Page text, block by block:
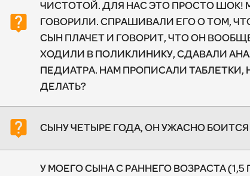
live_help
ЧИСТОТОЙ. ДЛЯ НАС ЭТО ПРОСТО ШОК!
ГОВОРИЛИ. СПРАШИВАЛИ ЕГО О ТОМ,
СЫН ПЛАЧЕТ И ГОВОРИТ, ЧТО ОН
ХОДИЛИ В ПОЛИКЛИНИКУ, СДАВАЛИ
ПЕДИАТРА. НАМ ПРОПИСАЛИ
ДЕЛАТЬ?
live_help СЫНУ ЧЕТЫРЕ ГОДА, ОН УЖАСНО
У МОЕГО СЫНА С РАННЕГО ВОЗРАСТА